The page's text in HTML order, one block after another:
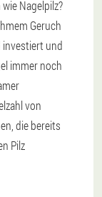
Nagelpilz?
Geruch
investiert und
immer noch
von
die bereits
Pilz